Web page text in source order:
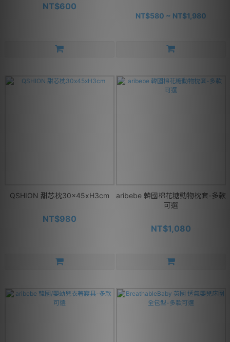
NT$600
NT$580 ~ NT$1,980
QSHION 甜芯枕30x45xH3cm
NT$980
aribebe 韓國棉花糖動物枕套-多款
可選
NT$1,080